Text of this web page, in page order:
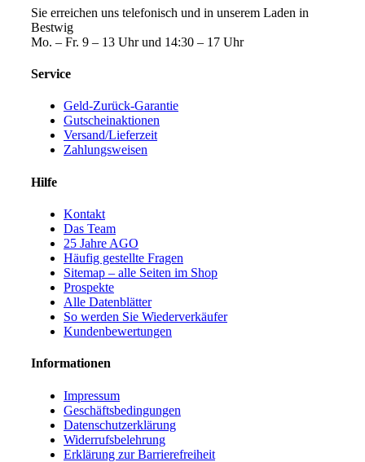
Sie erreichen uns telefonisch und in unserem Laden in
Bestwig
Mo. – Fr. 9 – 13 Uhr und 14:30 – 17 Uhr
Service
Geld-Zurück-Garantie
Gutscheinaktionen
Versand/Lieferzeit
Zahlungsweisen
Hilfe
Kontakt
Das Team
25 Jahre AGO
Häufig gestellte Fragen
Sitemap – alle Seiten im Shop
Prospekte
Alle Datenblätter
So werden Sie Wiederverkäufer
Kundenbewertungen
Informationen
Impressum
Geschäftsbedingungen
Datenschutzerklärung
Widerrufsbelehrung
Erklärung zur Barrierefreiheit